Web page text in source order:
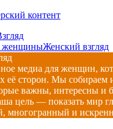
контент
женщиныЖенский взгляд
медиа для женщин,
её сторон. Мы собираем
важны, интересны и
цель — показать мир
многогранный и